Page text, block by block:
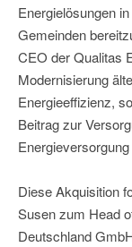
Energielösungen
Gemeinden
CEO der Qualitas
Modernisierung
Energieeffizienz,
Beitrag zur
Diese Akquisition
Susen zum Head
Deutschland